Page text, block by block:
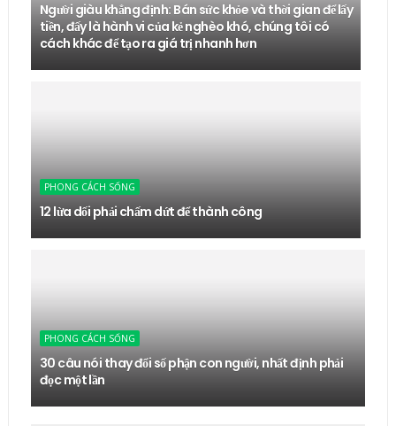
Người giàu khẳng định: Bán sức khỏe và thời gian để lấy
tiền, đấy là hành vi của kẻ nghèo khó, chúng tôi có
cách khác để tạo ra giá trị nhanh hơn
PHONG CÁCH SỐNG
12 lừa dối phải chấm dứt để thành công
PHONG CÁCH SỐNG
30 câu nói thay đổi số phận con người, nhất định phải
đọc một lần